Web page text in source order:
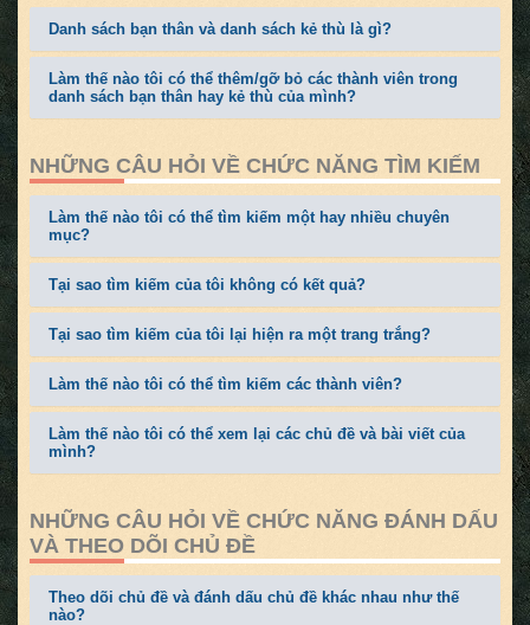
Danh sách bạn thân và danh sách kẻ thù là gì?
Làm thế nào tôi có thể thêm/gỡ bỏ các thành viên trong
danh sách bạn thân hay kẻ thù của mình?
NHỮNG CÂU HỎI VỀ CHỨC NĂNG TÌM KIẾM
Làm thế nào tôi có thể tìm kiếm một hay nhiều chuyên
mục?
Tại sao tìm kiếm của tôi không có kết quả?
Tại sao tìm kiếm của tôi lại hiện ra một trang trắng?
Làm thế nào tôi có thể tìm kiếm các thành viên?
Làm thế nào tôi có thể xem lại các chủ đề và bài viết của
mình?
NHỮNG CÂU HỎI VỀ CHỨC NĂNG ĐÁNH DẤU
VÀ THEO DÕI CHỦ ĐỀ
Theo dõi chủ đề và đánh dấu chủ đề khác nhau như thế
nào?